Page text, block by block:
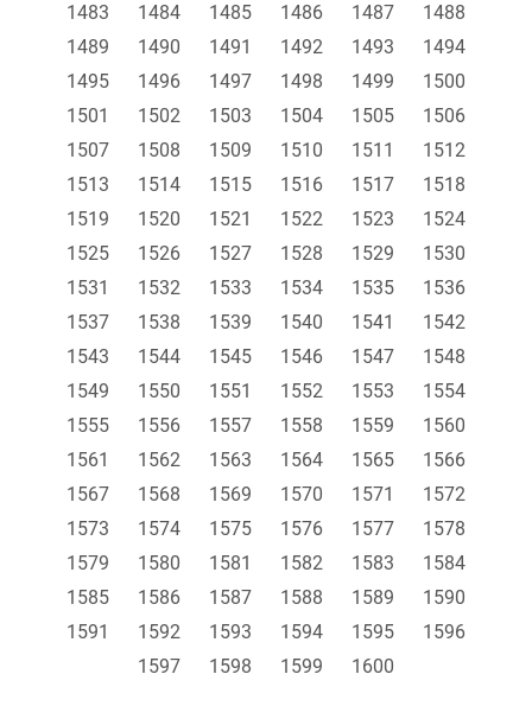
1483
1484 1485 1486 1487
1488
1489
1490 1491 1492 1493
1494
1495
1496 1497 1498 1499
1500
1501
1502 1503 1504 1505
1506
1507
1508 1509 1510 1511
1512
1513
1514 1515 1516 1517
1518
1519
1520 1521 1522 1523
1524
1525
1526 1527 1528 1529
1530
1531
1532 1533 1534 1535
1536
1537
1538 1539 1540 1541
1542
1543
1544 1545 1546 1547
1548
1549
1550 1551 1552 1553
1554
1555
1556 1557 1558 1559
1560
1561
1562 1563 1564 1565
1566
1567
1568 1569 1570 1571
1572
1573
1574 1575 1576 1577
1578
1579
1580 1581 1582 1583
1584
1585
1586 1587 1588 1589
1590
1591
1592 1593 1594 1595
1596
1597
1598 1599 1600